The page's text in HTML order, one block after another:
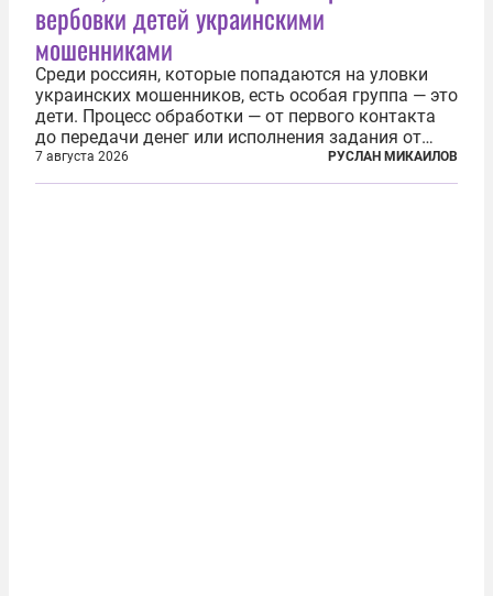
вербовки детей украинскими
мошенниками
Среди россиян, которые попадаются на уловки
украинских мошенников, есть особая группа — это
дети. Процесс обработки — от первого контакта
до передачи денег или исполнения задания от
кураторов может занять от двух часов до
нескольких месяцев. Детей превращают в
7 августа 2026 РУСЛАН МИКАИЛОВ